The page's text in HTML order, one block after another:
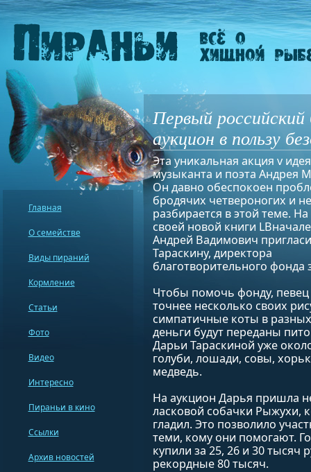
Первый
аукцион в пользу
Эта уникальная акция v
музыканта и поэта Андрея
Он давно обеспокоен
бродячих четвероногих и
разбирается в этой теме.
своей новой книги
Андрей Вадимович
Тараскину, директора
благотворительного
Чтобы помочь фонду,
точнее несколько своих
симпатичные коты в
деньги будут переданы
Дарьи Тараскиной уже
голуби, лошади, совы,
медведь.
На аукцион Дарья пришла
ласковой собачки Рыжухи,
гладил. Это позволило
теми, кому они помогают.
купили за 25, 26 и 30 тысяч
рекордные 80 тысяч.
Главная
О семействе
Виды пираний
Кормление
Статьи
Фото
Видео
Интересно
Пираньи в кино
Ссылки
Архив новостей